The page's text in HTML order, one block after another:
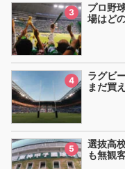
3
プロ野
場はど
4
ラグビ
まだ買
5
選抜高
も無観